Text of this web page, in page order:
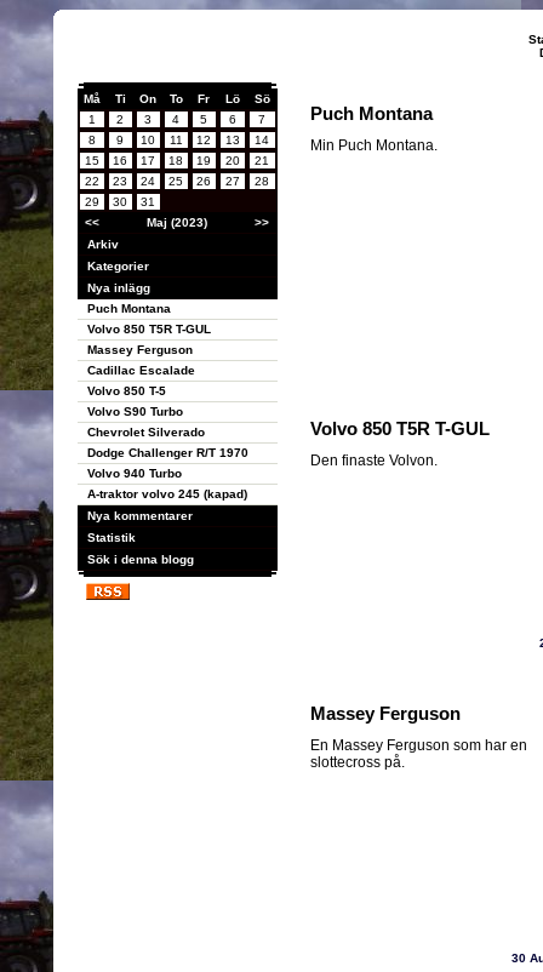
Må Ti On To Fr Lö
Sö
1
2 3 4 5 6
7
8
9 10 11 12 13
14
15
16 17 18 19 20
21
22
23 24 25 26 27
28
29
30
31
<<
Maj (2023)
>>
Arkiv
Kategorier
Nya inlägg
Puch Montana
Volvo 850 T5R T-GUL
Massey Ferguson
Cadillac Escalade
Volvo 850 T-5
Volvo S90 Turbo
Chevrolet Silverado
Dodge Challenger R/T 1970
Volvo 940 Turbo
A-traktor volvo 245 (kapad)
Nya kommentarer
Statistik
Sök i denna blogg
Puch Montana
Min Puch Montana.
Volvo 850 T5R T-GUL
Den finaste Volvon.
Massey Ferguson
En Massey Ferguson som har en
slottecross på.
30